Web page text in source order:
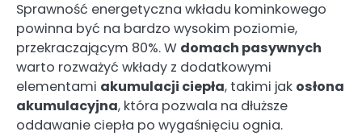
Sprawność energetyczna wkładu kominkowego
powinna być na bardzo wysokim poziomie,
przekraczającym 80%. W domach pasywnych
warto rozważyć wkłady z dodatkowymi
elementami akumulacji ciepła, takimi jak osłona
akumulacyjna, która pozwala na dłuższe
oddawanie ciepła po wygaśnięciu ognia.